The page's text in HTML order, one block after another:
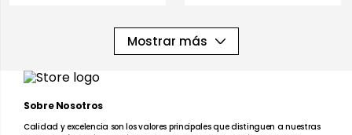
Mostrar más
Sobre Nosotros
Calidad y excelencia son los valores principales que distinguen a nuestras